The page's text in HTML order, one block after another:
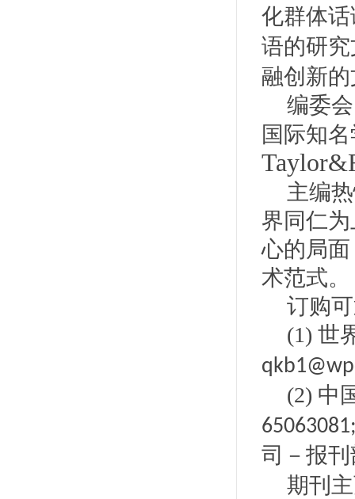
化群体
语的研
融创新
编委
国际知
主编
界同仁
心的局
术范式。
订购
(1) 世
(2) 中
司－报刊
期刊